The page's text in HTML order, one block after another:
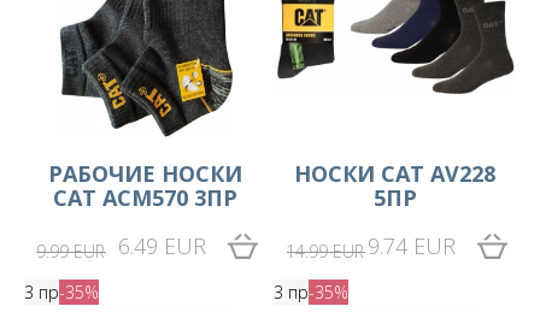
РАБОЧИЕ НОСКИ
CAT ACM570 3ПР
9.99 EUR 6.49 EUR
НОСКИ CAT AV228
5ПР
14.99 EUR9.74 EUR
3 пр-35% 3 пр-35%